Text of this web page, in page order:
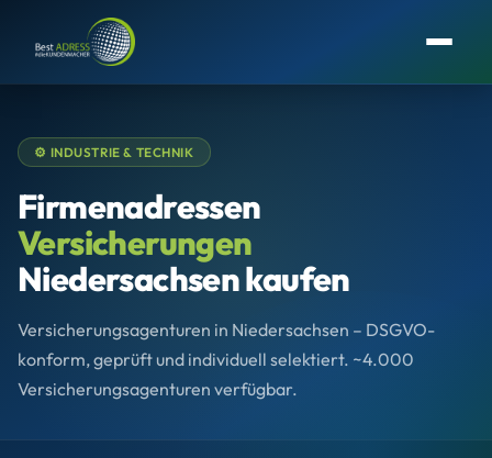
⚙️ INDUSTRIE & TECHNIK
Firmenadressen
Versicherungen
Niedersachsen kaufen
Versicherungsagenturen in Niedersachsen – DSGVO-
konform, geprüft und individuell selektiert. ~4.000
Versicherungsagenturen verfügbar.